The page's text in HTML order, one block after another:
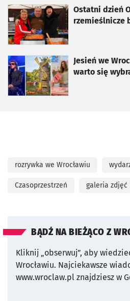
Ostatni dzień
rzemieślnicze
otworzy się w nowej karcie
Jesień we
warto się
otworzy się w nowej karcie
rozrywka we Wrocławiu
Czasoprzestrzeń galeria zdjęć
BĄDŹ NA BIEŻĄCO Z
Kliknij „obserwuj”, aby
Wrocławiu. Najciekawsze
www.wroclaw.pl znajdziesz w